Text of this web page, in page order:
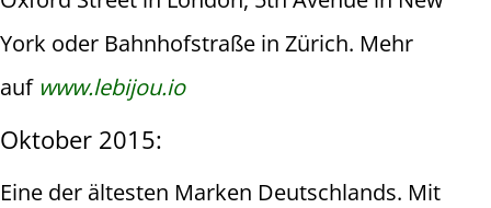
York oder Bahnhofstraße in Zürich. Mehr
auf www.lebijou.io
Oktober 2015:
Eine der ältesten Marken Deutschlands. Mit